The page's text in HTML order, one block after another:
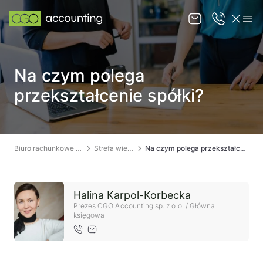
O nas
Oferta
Strefa wiedzy
Kontakt
KANCELARIA PRAWNA ŁÓDŹ
Na czym polega
przekształcenie spółki?
Biuro rachunkowe Łódź Strefa wiedzy Na czym polega przekształcenie spółki?
Halina Karpol-Korbecka
Prezes CGO Accounting sp. z o.o. / Główna
księgowa